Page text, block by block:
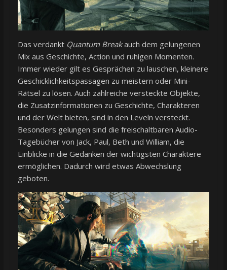
Das verdankt Quantum Breakauch dem gelungenen
Mix aus Geschichte, Action und ruhigen Momenten.
Immer wieder gilt es Gesprächen zu lauschen, kleinere
Geschicklichkeitspassagen zu meistern oder Mini-
Rätsel zu lösen. Auch zahlreiche versteckte Objekte,
die Zusatzinformationen zu Geschichte, Charakteren
und der Welt bieten, sind in den Leveln versteckt.
Besonders gelungen sind die freischaltbaren Audio-
Tagebücher von Jack, Paul, Beth und William, die
Einblicke in die Gedanken der wichtigsten Charaktere
ermöglichen. Dadurch wird etwas Abwechslung
geboten.